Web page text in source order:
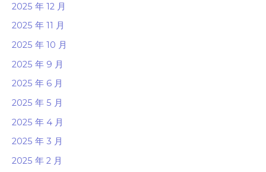
2025 年 12 月
2025 年 11 月
2025 年 10 月
2025 年 9 月
2025 年 6 月
2025 年 5 月
2025 年 4 月
2025 年 3 月
2025 年 2 月